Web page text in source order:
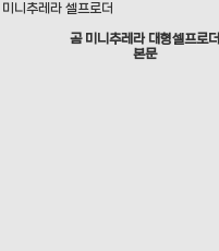
니추레라 셀프로더
곰 미니추레라 대형셀프로더
본문